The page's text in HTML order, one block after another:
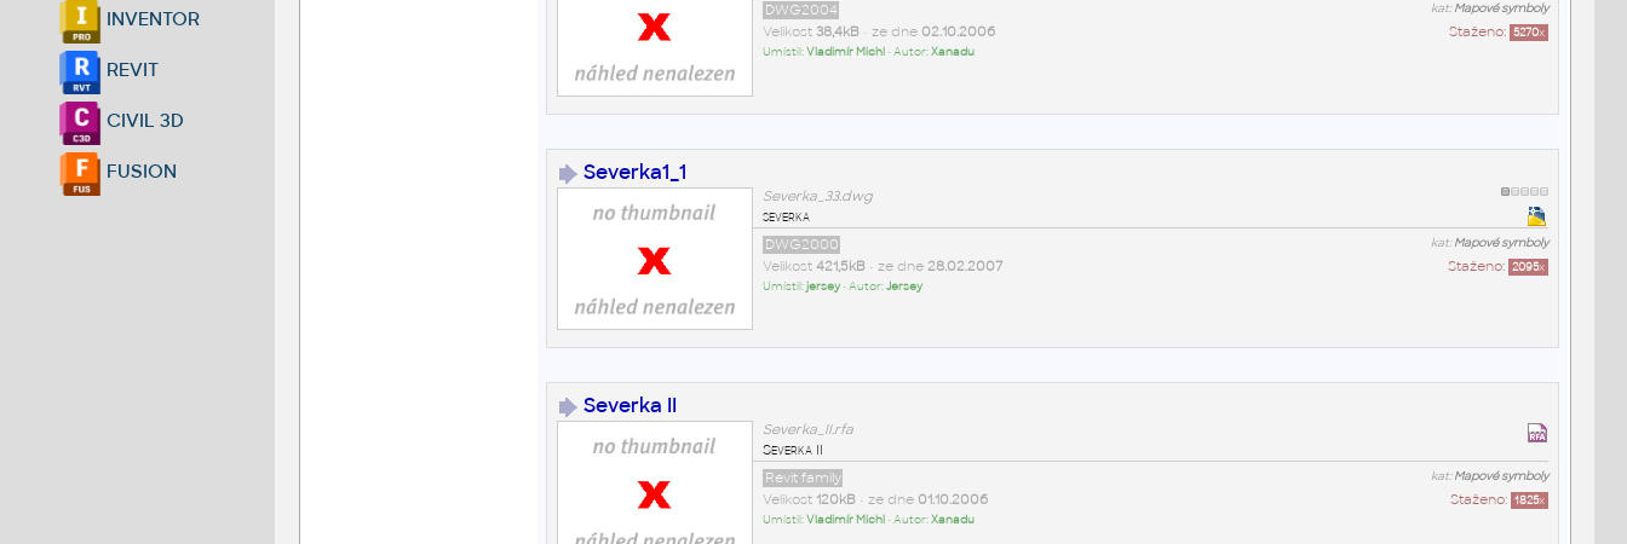
INVENTOR
REVIT
CIVIL 3D
FUSION
kat:Mapové symboly
DWG2004
Staženo: 5270x
Velikost 38,4kB• ze dne 02.10.2006
Umístil:Vladimír Michl• Autor:Xanadu
Severka1_1
Severka_33.dwg
severka
kat:Mapové symboly
DWG2000
Staženo: 2095x
Velikost 421,5kB• ze dne 28.02.2007
Umístil:jersey• Autor:Jersey
Severka II
Severka_II.rfa
Severka II
kat:Mapové symboly
Revit family
Staženo: 1825x
Velikost 120kB• ze dne 01.10.2006
Umístil:Vladimír Michl • Autor:Xanadu